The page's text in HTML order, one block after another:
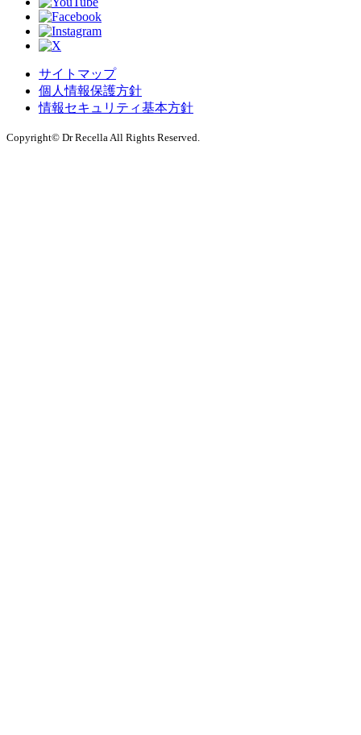
サイトマップ
個人情報保護方針
情報セキュリティ基本方針
Copyright© Dr Recella All Rights Reserved.